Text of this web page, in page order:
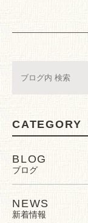
CATEGORY
BLOG
ブログ
NEWS
新着情報